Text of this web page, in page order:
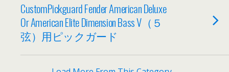
CustomPickguard Fender American Deluxe
Or American Elite Dimension Bass V（５
弦）用ピックガード